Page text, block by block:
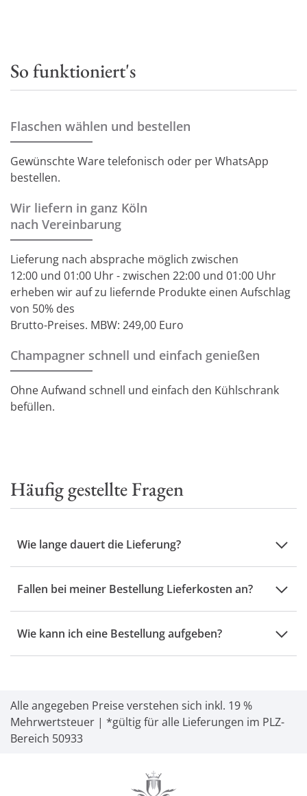
So funktioniert's
Flaschen wählen und bestellen
Gewünschte Ware telefonisch oder per WhatsApp
bestellen.
Wir liefern in ganz Köln
nach Vereinbarung
Lieferung nach absprache möglich zwischen
12:00 und 01:00 Uhr - zwischen 22:00 und 01:00 Uhr
erheben wir auf zu liefernde Produkte einen Aufschlag
von 50% des
Brutto-Preises. MBW: 249,00 Euro
Champagner schnell und einfach genießen
Ohne Aufwand schnell und einfach den Kühlschrank
befüllen.
Häufig gestellte Fragen
Wie lange dauert die Lieferung?
Fallen bei meiner Bestellung Lieferkosten an?
Wie kann ich eine Bestellung aufgeben?
Alle angegeben Preise verstehen sich inkl. 19 %
Mehrwertsteuer | *gültig für alle Lieferungen im PLZ-
Bereich 50933